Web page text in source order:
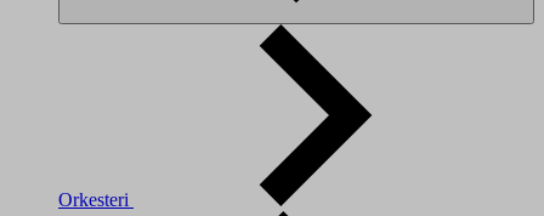
Orkesteri